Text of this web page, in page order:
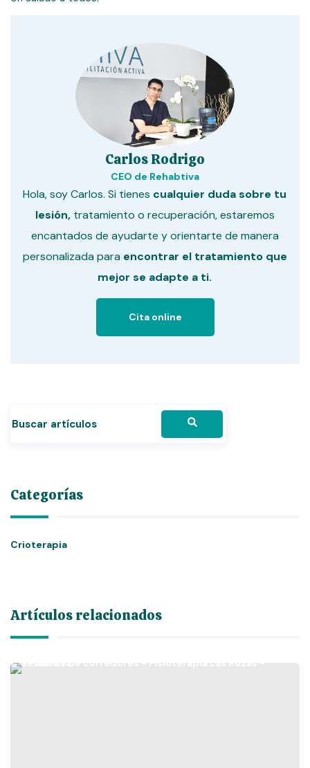
Carlos Rodrigo
CEO de Rehabtiva
Hola, soy Carlos. Si tienes cualquier duda sobre tu
lesión, tratamiento o recuperación, estaremos
encantados de ayudarte y orientarte de manera
personalizada para encontrar el tratamiento que
mejor se adapte a ti.
Cita online
Categorías
Crioterapia
Artículos relacionados